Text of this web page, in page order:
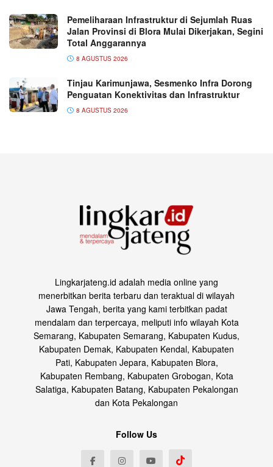
Pemeliharaan Infrastruktur di Sejumlah Ruas
Jalan Provinsi di Blora Mulai Dikerjakan, Segini
Total Anggarannya
8 AGUSTUS 2026
Tinjau Karimunjawa, Sesmenko Infra Dorong
Penguatan Konektivitas dan Infrastruktur
8 AGUSTUS 2026
Lingkarjateng.id adalah media online yang
menerbitkan berita terbaru dan teraktual di wilayah
Jawa Tengah, berita yang kami terbitkan padat
mendalam dan terpercaya, meliputi info wilayah Kota
Semarang, Kabupaten Semarang, Kabupaten Kudus,
Kabupaten Demak, Kabupaten Kendal, Kabupaten
Pati, Kabupaten Jepara, Kabupaten Blora,
Kabupaten Rembang, Kabupaten Grobogan, Kota
Salatiga, Kabupaten Batang, Kabupaten Pekalongan
dan Kota Pekalongan
Follow Us